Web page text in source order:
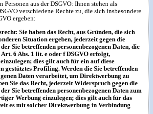
Personen aus der DSGVO: Ihnen stehen als
verschiedene Rechte zu, die sich insbesondere
ergeben:
Sie haben das Recht, aus Gründen, die sich
Situation ergeben, jederzeit gegen die
Sie betreffenden personenbezogenen Daten, die
6 Abs. 1 lit. e oder f DSGVO erfolgt,
dies gilt auch für ein auf diese
gestütztes Profiling. Werden die Sie betreffenden
Daten verarbeitet, um Direktwerbung zu
Sie das Recht, jederzeit Widerspruch gegen die
Sie betreffenden personenbezogenen Daten zum
Werbung einzulegen; dies gilt auch für das
es mit solcher Direktwerbung in Verbindung